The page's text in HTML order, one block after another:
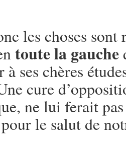
les choses
toute la gauche
à ses chères
cure
ne lui ferait
le salut de